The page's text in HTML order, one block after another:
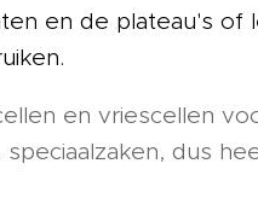
en de plateau's of
en vriescellen
dus